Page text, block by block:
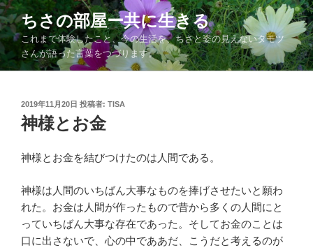
コ
ン
テ
ン
ツ
ちさの部屋ー共に生きる
これまで体験したこと、今の生活を、ちさと姿の見えないタモツ
さんが語った言葉をつづります。
投
稿
日:
2019年11月20日 投稿者: TISA
神様とお金
神様とお金を結びつけたのは人間である。
神様は人間のいちばん大事なものを捧げさせたいと願わ
れた。お金は人間が作ったもので昔から多くの人間にと
っていちばん大事な存在であった。そしてお金のことは
口に出さないで、心の中でああだ、こうだと考えるのが